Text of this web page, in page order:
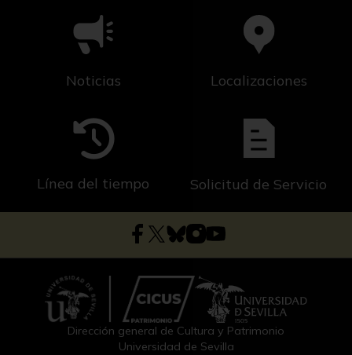
Noticias Localizaciones
Línea del tiempo Solicitud de Servicio
Dirección general de Cultura y Patrimonio
Universidad de Sevilla